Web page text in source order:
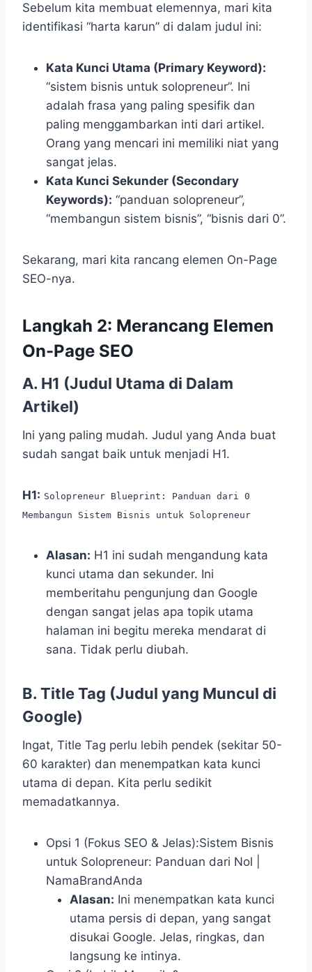
Sebelum kita membuat elemennya, mari kita
identifikasi “harta karun” di dalam judul ini:
Kata Kunci Utama (Primary Keyword):
“sistem bisnis untuk solopreneur”. Ini
adalah frasa yang paling spesifik dan
paling menggambarkan inti dari artikel.
Orang yang mencari ini memiliki niat yang
sangat jelas.
Kata Kunci Sekunder (Secondary
Keywords): “panduan solopreneur”,
“membangun sistem bisnis”, “bisnis dari 0”.
Sekarang, mari kita rancang elemen On-Page
SEO-nya.
Langkah 2: Merancang Elemen
On-Page SEO
A. H1 (Judul Utama di Dalam
Artikel)
Ini yang paling mudah. Judul yang Anda buat
sudah sangat baik untuk menjadi H1.
H1: Solopreneur Blueprint: Panduan dari 0
Membangun Sistem Bisnis untuk Solopreneur
Alasan: H1 ini sudah mengandung kata
kunci utama dan sekunder. Ini
memberitahu pengunjung dan Google
dengan sangat jelas apa topik utama
halaman ini begitu mereka mendarat di
sana. Tidak perlu diubah.
B. Title Tag (Judul yang Muncul di
Google)
Ingat, Title Tag perlu lebih pendek (sekitar 50-
60 karakter) dan menempatkan kata kunci
utama di depan. Kita perlu sedikit
memadatkannya.
Opsi 1 (Fokus SEO & Jelas):Sistem Bisnis
untuk Solopreneur: Panduan dari Nol |
NamaBrandAnda
Alasan: Ini menempatkan kata kunci
utama persis di depan, yang sangat
disukai Google. Jelas, ringkas, dan
langsung ke intinya.